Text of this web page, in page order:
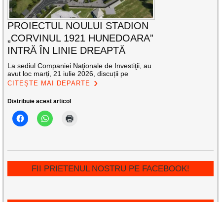
PROIECTUL NOULUI STADION
„CORVINUL 1921 HUNEDOARA”
INTRĂ ÎN LINIE DREAPTĂ
La sediul Companiei Naţionale de Investiţii, au
avut loc marți, 21 iulie 2026, discuții pe
CITEȘTE MAI DEPARTE
Distribuie acest articol
FII PRIETENUL NOSTRU PE FACEBOOK!